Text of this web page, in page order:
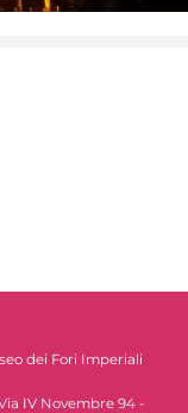
dei Fori Imperiali
IV Novembre 94 -